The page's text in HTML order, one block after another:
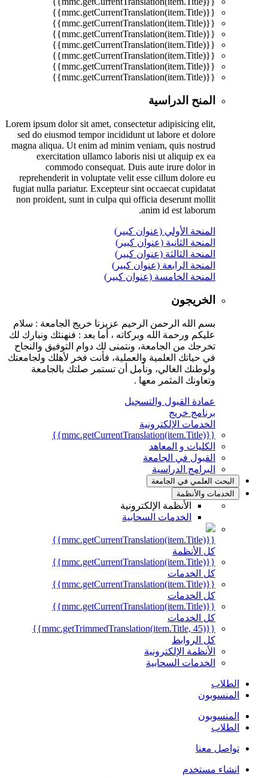
{{mmc.getCurrentTranslation(item.Title)}}
{{mmc.getCurrentTranslation(item.Title)}}
{{mmc.getCurrentTranslation(item.Title)}}
{{mmc.getCurrentTranslation(item.Title)}}
{{mmc.getCurrentTranslation(item.Title)}}
{{mmc.getCurrentTranslation(item.Title)}}
{{mmc.getCurrentTranslation(item.Title)}}
المنح الدراسية
Lorem ipsum dolor sit amet, consectetur adipisicing elit,
sed do eiusmod tempor incididunt ut labore et dolore
magna aliqua. Ut enim ad minim veniam, quis nostrud
exercitation ullamco laboris nisi ut aliquip ex ea
commodo consequat. Duis aute irure dolor in
reprehenderit in voluptate velit esse cillum dolore eu
fugiat nulla pariatur. Excepteur sint occaecat cupidatat
non proident, sunt in culpa qui officia deserunt mollit
anim id est laborum.
المنحة الأولي (عنوان كبير)
المنحة الثانية (عنوان كبير)
المنحة الثالثة (عنوان كبير)
المنحة الرابعة (عنوان كبير)
المنحة الخامسة (عنوان كبير)
الخريجون
بسم الله الرحمن الرحيم عزيزنا خريج الجامعة : سلام
عليكم ورحمة الله وبركاته ، أما بعد : فنهنئك ونبارك لك
تخرجك من الجامعة، ونتمنى لك دوام التوفيق والنجاح
في حياتك العلمية والعملية، فأنت فخر لأهلك ولجامعتك
ولوطنك الغالي، ونأمل أن تستمر صلتك بالجامعة
وتعاونك المثمر معها .
عمادة القبول والتسجيل
برنامج خريج
الخدمات الإلكترونية
{{mmc.getCurrentTranslation(item.Title)}}
الكليات و المعاهد
القبول في الجامعة
البرامج الدراسية
البحث العلمي في الجامعة
الخدمات والأنظمة
الأنظمة الإلكترونية
الخدمات السحابية
{{mmc.getCurrentTranslation(item.Title)}}
كل الأنظمة
{{mmc.getCurrentTranslation(item.Title)}}
كل الخدمات
{{mmc.getCurrentTranslation(item.Title)}}
كل الخدمات
{{mmc.getCurrentTranslation(item.Title)}}
كل الخدمات
{{mmc.getTrimmedTranslation(item.Title, 45)}}
كل الروابط
الأنظمة الإلكترونية
الخدمات السحابية
الطلاب
المنسوبون
المنسوبون
الطلاب
تواصل معنا
انشاء مستخدم